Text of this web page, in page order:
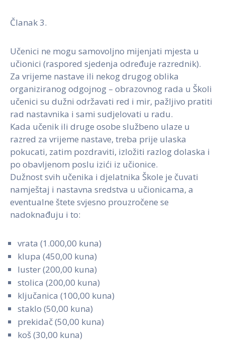
Članak 3.
Učenici ne mogu samovoljno mijenjati mjesta u
učionici (raspored sjedenja određuje razrednik).
Za vrijeme nastave ili nekog drugog oblika
organiziranog odgojnog – obrazovnog rada u Školi
učenici su dužni održavati red i mir, pažljivo pratiti
rad nastavnika i sami sudjelovati u radu.
Kada učenik ili druge osobe službeno ulaze u
razred za vrijeme nastave, treba prije ulaska
pokucati, zatim pozdraviti, izložiti razlog dolaska i
po obavljenom poslu izići iz učionice.
Dužnost svih učenika i djelatnika Škole je čuvati
namještaj i nastavna sredstva u učionicama, a
eventualne štete svjesno prouzročene se
nadoknađuju i to:
vrata (1.000,00 kuna)
klupa (450,00 kuna)
luster (200,00 kuna)
stolica (200,00 kuna)
ključanica (100,00 kuna)
staklo (50,00 kuna)
prekidač (50,00 kuna)
koš (30,00 kuna)